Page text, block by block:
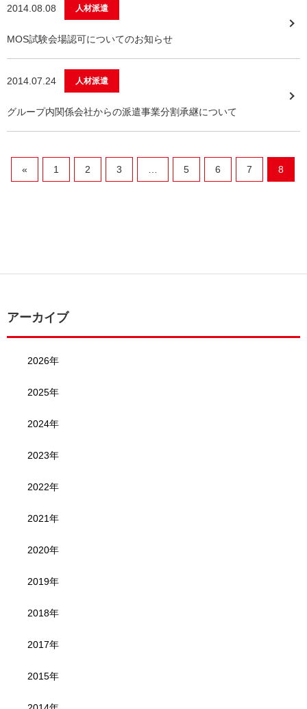
2014.08.08 人材派遣
MOS試験会場認可についてのお知らせ
2014.07.24 人材派遣
グループ内関係会社からの派遣事業分割承継について
« 1 2 3 5 6 7 8
アーカイブ
2026年
2025年
2024年
2023年
2022年
2021年
2020年
2019年
2018年
2017年
2015年